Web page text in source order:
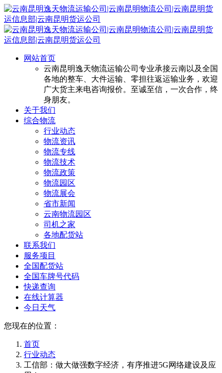
网站首页
云南昆明逸天物流运输公司专业承接云南以及全国
各地的整车、大件运输、零担往返运输业务，欢迎
广大货主来电咨询报价。至诚至信，一次合作，终
身朋友。
关于我们
综合物流
行业动态
物流资讯
物流专线
物流技术
物流政策
物流园区
物流展会
省市新闻
云南物流园区
司机之家
各地配货站
联系我们
服务项目
全国配货站
全国车牌号代码
快递查询
在线计算器
今日天气
您现在的位置：
首页
行业动态
工信部：做大做强数字经济，有序推进5G网络建设及应